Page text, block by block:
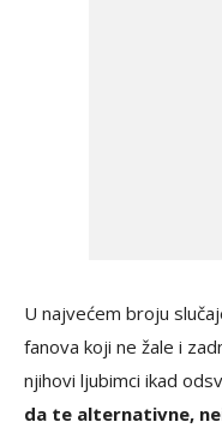
U najvećem broju
fanova koji ne žale i
njihovi ljubimci ikad
da te alternativne,